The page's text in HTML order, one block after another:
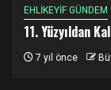
EHLİKEYİF GÜNDEM
11. Yüzyıldan
7 yıl önce